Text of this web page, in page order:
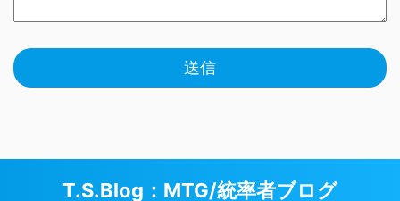
T.S.Blog：MTG/統率者ブログ